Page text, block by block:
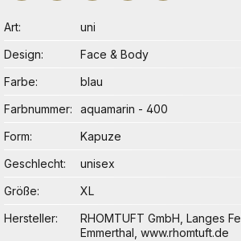
Art
uni
Design
Face & Body
Farbe
blau
Farbnummer
aquamarin - 400
Form
Kapuze
Geschlecht
unisex
Größe
XL
Hersteller
RHOMTUFT GmbH, Langes
Emmerthal, www.rhomtuft.de